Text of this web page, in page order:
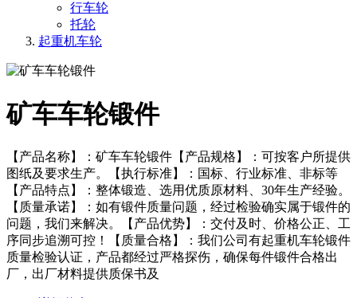
行车轮
托轮
起重机车轮
矿车车轮锻件
【产品名称】：矿车车轮锻件【产品规格】：可按客户所提供
图纸及要求生产。【执行标准】：国标、行业标准、非标等
【产品特点】：整体锻造、选用优质原材料、30年生产经验。
【质量承诺】：如有锻件质量问题，经过检验确实属于锻件的
问题，我们来解决。【产品优势】：交付及时、价格公正、工
序同步追溯可控！【质量合格】：我们公司有起重机车轮锻件
质量检验认证，产品都经过严格探伤，确保每件锻件合格出
厂，出厂材料提供质保书及